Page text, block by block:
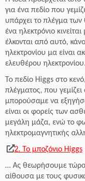
για ένα πεδίο που
υπάρχει το πλέγμα των
ένα ηλεκτρόνιο
έλκονται από αυτό,
ηλεκτρονίου μα είναι
ελευθέρου ηλεκτρονίου.
Το πεδίο Higgs στο
πλέγματος, που
μπορούσαμε να
είναι οι φορείς των
μεγάλη μάζα, ενώ το
ηλεκτρομαγνητικής
2. Το μποζόνιο Higgs
… Ας θεωρήσουμε τώρα
αίθουσα με τους